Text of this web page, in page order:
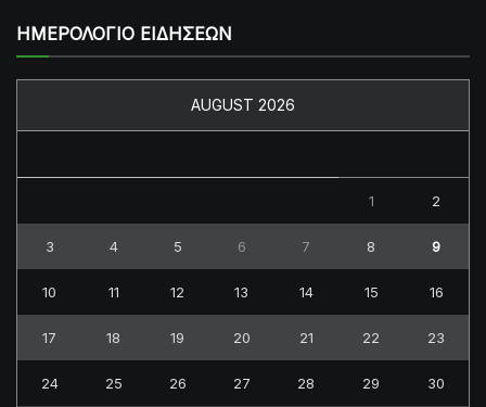
ΗΜΕΡΟΛΟΓΙΟ ΕΙΔΗΣΕΩΝ
AUGUST 2026
1 2
3 4 5 6 7 8 9
10 11 12 13 14 15 16
17 18 19 20 21 22 23
24 25 26 27 28 29 30